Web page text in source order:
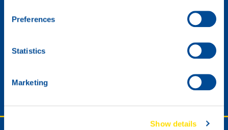
Preferences
Statistics
Marketing
Show details
Next